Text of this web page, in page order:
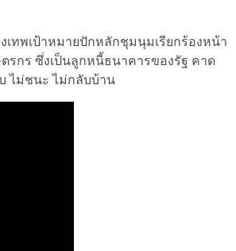
เทพเป้าหมายปักหลักชุมนุมเรียกร้องหน้า
รกร ซึ่งเป็นลูกหนี้ธนาคารของรัฐ คาด
ไม่ชนะ ไม่กลับบ้าน